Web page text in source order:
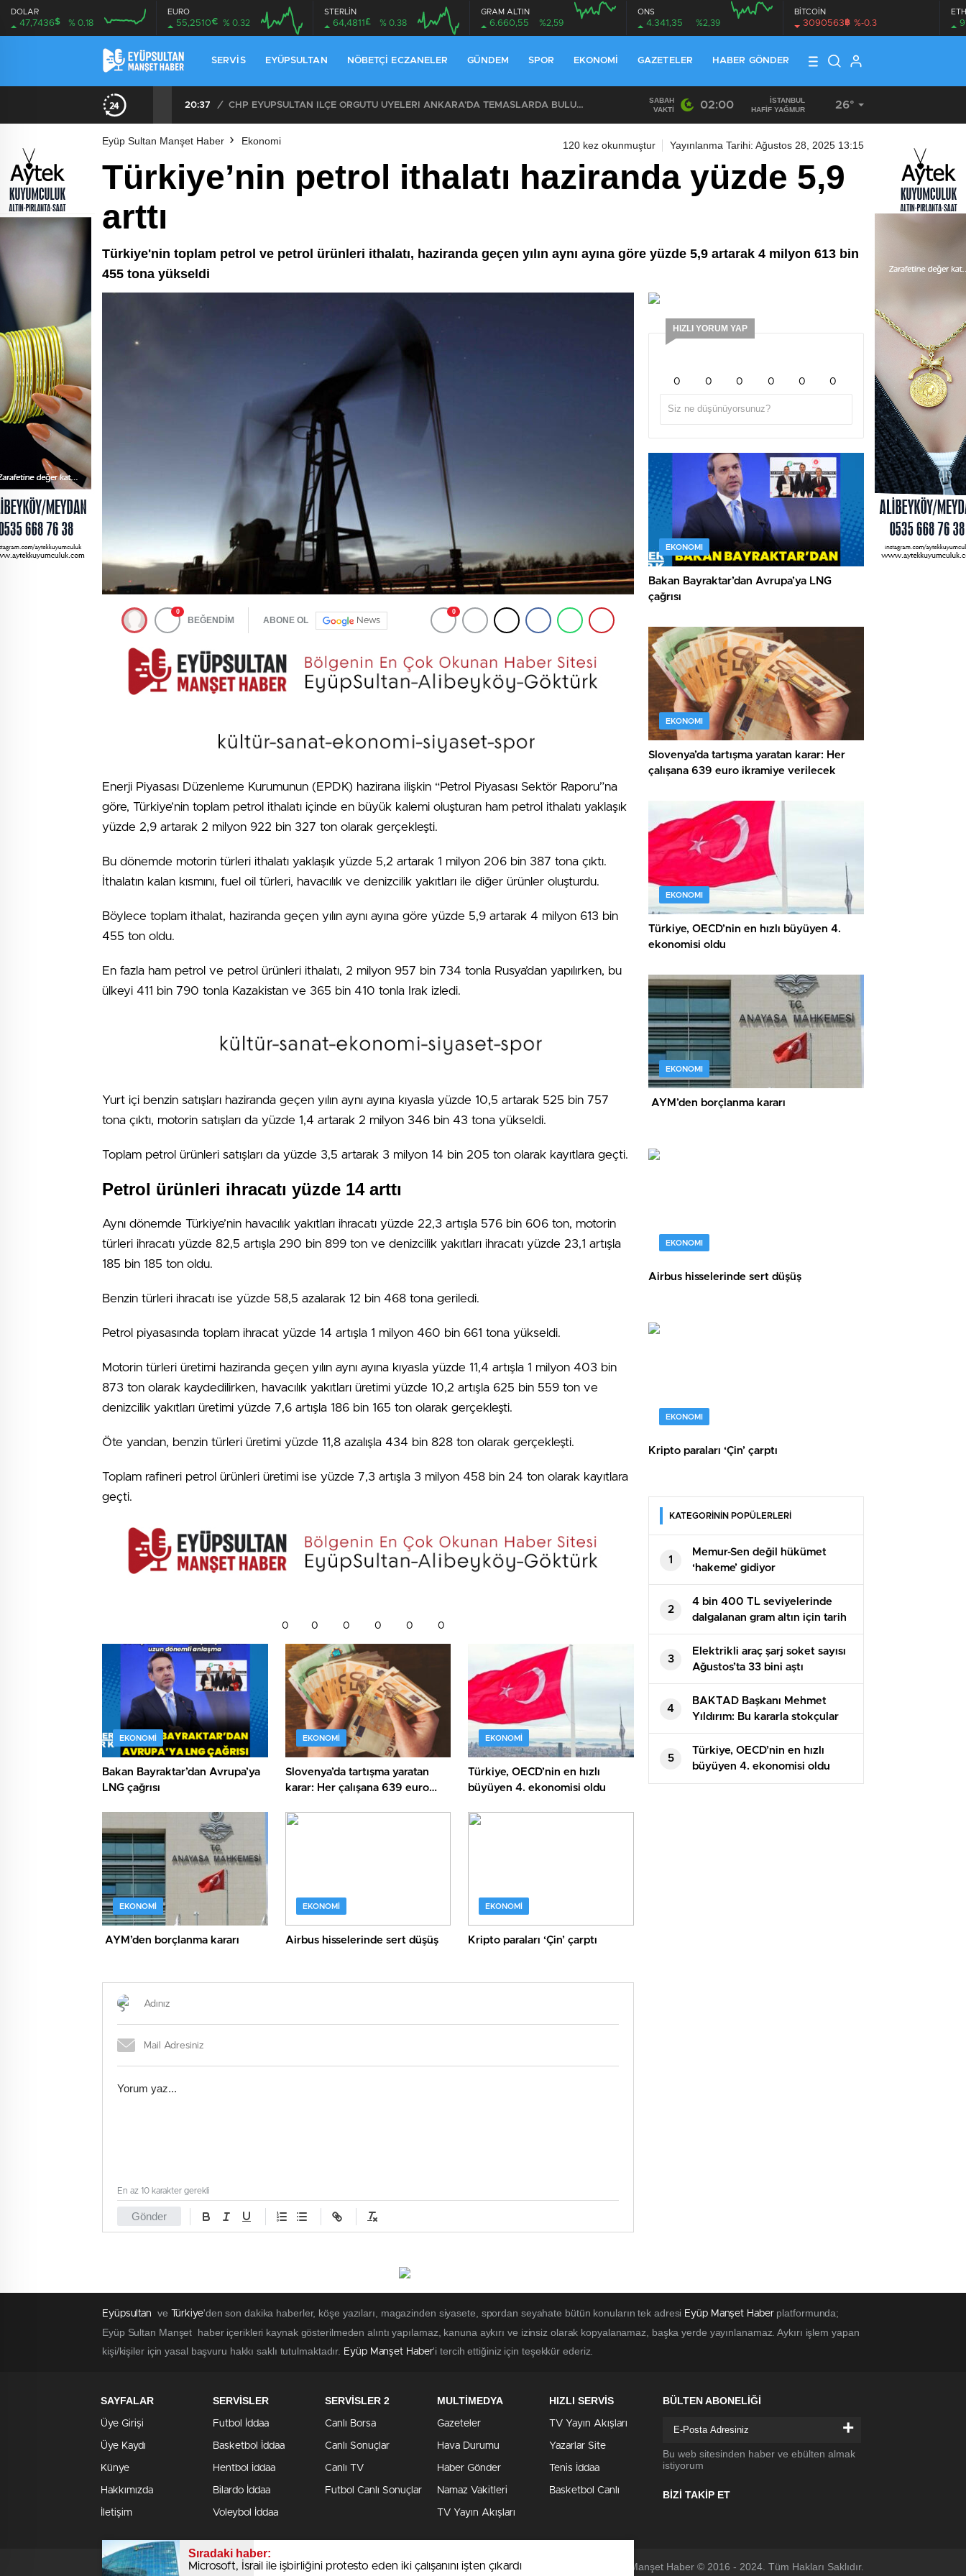
DOLAR
47,7436$ % 0.18
EURO
55,2510€ % 0.32
STERLİN
64,4811 £ % 0.38
GRAM ALTIN
6.660,55 %2,59
ONS
4.341,35 %2,39
BİTCOİN
3090563฿ %-0.3
SERVIS EYÜPSULTAN NÖBETÇI ECZANELER GÜNDEM SPOR EKONOMI GAZETELER HABER GÖNDER
20:37 / CHP EYÜPSULTAN İLÇE ÖRGÜTÜ ÜYELERİ ANKARA’DA TEMASLARDA BULUNDU 19:40 / MHP EYÜPSULTAN TEŞKİLATI’NIN ACI GÜNÜ
SABAH
VAKTI
02:00
İSTANBUL
HAFİF YAĞMUR
26°
Eyüp Sultan Manşet Haber Ekonomi 120 kez okunmuştur Yayınlanma Tarihi: Ağustos 28, 2025 13:15
Türkiye’nin petrol ithalatı haziranda yüzde 5,9
arttı
Türkiye'nin toplam petrol ve petrol ürünleri ithalatı, haziranda geçen yılın aynı ayına göre yüzde 5,9 artarak 4 milyon 613 bin
455 tona yükseldi
0
BEĞENDİM ABONE OL News
0
Enerji Piyasası Düzenleme Kurumunun (EPDK) hazirana ilişkin “Petrol Piyasası Sektör Raporu”na
göre, Türkiye’nin toplam petrol ithalatı içinde en büyük kalemi oluşturan ham petrol ithalatı yaklaşık
yüzde 2,9 artarak 2 milyon 922 bin 327 ton olarak gerçekleşti.
Bu dönemde motorin türleri ithalatı yaklaşık yüzde 5,2 artarak 1 milyon 206 bin 387 tona çıktı.
İthalatın kalan kısmını, fuel oil türleri, havacılık ve denizcilik yakıtları ile diğer ürünler oluşturdu.
Böylece toplam ithalat, haziranda geçen yılın aynı ayına göre yüzde 5,9 artarak 4 milyon 613 bin
455 ton oldu.
En fazla ham petrol ve petrol ürünleri ithalatı, 2 milyon 957 bin 734 tonla Rusya’dan yapılırken, bu
ülkeyi 411 bin 790 tonla Kazakistan ve 365 bin 410 tonla Irak izledi.
Yurt içi benzin satışları haziranda geçen yılın aynı ayına kıyasla yüzde 10,5 artarak 525 bin 757
tona çıktı, motorin satışları da yüzde 1,4 artarak 2 milyon 346 bin 43 tona yükseldi.
Toplam petrol ürünleri satışları da yüzde 3,5 artarak 3 milyon 14 bin 205 ton olarak kayıtlara geçti.
Petrol ürünleri ihracatı yüzde 14 arttı
Aynı dönemde Türkiye’nin havacılık yakıtları ihracatı yüzde 22,3 artışla 576 bin 606 ton, motorin
türleri ihracatı yüzde 82,5 artışla 290 bin 899 ton ve denizcilik yakıtları ihracatı yüzde 23,1 artışla
185 bin 185 ton oldu.
Benzin türleri ihracatı ise yüzde 58,5 azalarak 12 bin 468 tona geriledi.
Petrol piyasasında toplam ihracat yüzde 14 artışla 1 milyon 460 bin 661 tona yükseldi.
Motorin türleri üretimi haziranda geçen yılın aynı ayına kıyasla yüzde 11,4 artışla 1 milyon 403 bin
873 ton olarak kaydedilirken, havacılık yakıtları üretimi yüzde 10,2 artışla 625 bin 559 ton ve
denizcilik yakıtları üretimi yüzde 7,6 artışla 186 bin 165 ton olarak gerçekleşti.
Öte yandan, benzin türleri üretimi yüzde 11,8 azalışla 434 bin 828 ton olarak gerçekleşti.
Toplam rafineri petrol ürünleri üretimi ise yüzde 7,3 artışla 3 milyon 458 bin 24 ton olarak kayıtlara
geçti.
0 0 0 0 0 0
EKONOMI
Bakan Bayraktar’dan Avrupa’ya
LNG çağrısı
EKONOMI
Slovenya’da tartışma yaratan
karar: Her çalışana 639 euro
EKONOMI
Türkiye, OECD’nin en hızlı
büyüyen 4. ekonomisi oldu
EKONOMI
AYM’den borçlanma kararı
EKONOMI
Airbus hisselerinde sert düşüş
EKONOMI
Kripto paraları ‘Çin’ çarptı
Gönder
En az 10 karakter gerekli
Sıradaki haber:
Microsoft, İsrail ile işbirliğini protesto eden iki çalışanını işten çıkardı
HIZLI YORUM YAP
0 0 0 0 0 0
EKONOMI
Bakan Bayraktar’dan Avrupa’ya LNG
çağrısı
EKONOMI
Slovenya’da tartışma yaratan karar: Her
çalışana 639 euro ikramiye verilecek
EKONOMI
Türkiye, OECD’nin en hızlı büyüyen 4.
ekonomisi oldu
EKONOMI
AYM’den borçlanma kararı
EKONOMI
Airbus hisselerinde sert düşüş
EKONOMI
Kripto paraları ‘Çin’ çarptı
KATEGORİNİN POPÜLERLERİ
1
Memur-Sen değil hükümet
‘hakeme’ gidiyor
2
4 bin 400 TL seviyelerinde
dalgalanan gram altın için tarih
verildi!
3
Elektrikli araç şarj soket sayısı
Ağustos’ta 33 bini aştı
4
BAKTAD Başkanı Mehmet
Yıldırım: Bu kararla stokçular
hariç herkes kazançlı çıkacak
5
Türkiye, OECD’nin en hızlı
büyüyen 4. ekonomisi oldu
Eyüpsultan ve Türkiye'den son dakika haberler, köşe yazıları, magazinden siyasete, spordan seyahate bütün konuların tek adresi Eyüp Manşet Haber platformunda;
Eyüp Sultan Manşet haber içerikleri kaynak gösterilmeden alıntı yapılamaz, kanuna aykırı ve izinsiz olarak kopyalanamaz, başka yerde yayınlanamaz. Aykırı işlem yapan
kişi/kişiler için yasal başvuru hakkı saklı tutulmaktadır. Eyüp Manşet Haber'i tercih ettiğiniz için teşekkür ederiz.
SAYFALAR
Üye Girişi
Üye Kaydı
Künye
Hakkımızda
İletişim
SERVİSLER
Futbol İddaa
Basketbol İddaa
Hentbol İddaa
Bilardo İddaa
Voleybol İddaa
SERVİSLER 2
Canlı Borsa
Canlı Sonuçlar
Canlı TV
Futbol Canlı Sonuçlar
MULTİMEDYA
Gazeteler
Hava Durumu
Haber Gönder
Namaz Vakitleri
TV Yayın Akışları
HIZLI SERVİS
TV Yayın Akışları
Yazarlar Site
Tenis İddaa
Basketbol Canlı
BÜLTEN ABONELİĞİ
+
Bu web sitesinden haber ve ebülten almak
istiyorum
BİZİ TAKİP ET
Eyüpsultan Manşet Haber © 2016 - 2024. Tüm Hakları Saklıdır.